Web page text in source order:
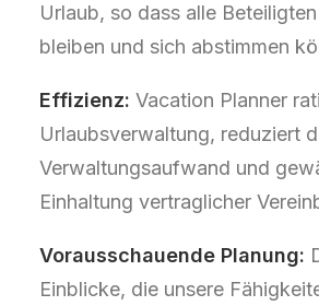
Urlaub, so dass alle
bleiben und sich abstimmen
Effizienz: Vacation Planner
Urlaubsverwaltung, reduziert
Verwaltungsaufwand und
Einhaltung vertraglicher
Vorausschauende Planung:
Einblicke, die unsere